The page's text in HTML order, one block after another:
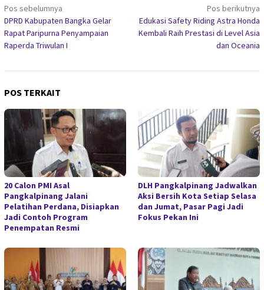
Navigasi
pos
Pos sebelumnya
DPRD Kabupaten Bangka Gelar
Rapat Paripurna Penyampaian
Raperda Triwulan I
Pos berikutnya
Edukasi Safety Riding Astra Honda
Kembali Raih Prestasi di Level Asia
dan Oceania
POS TERKAIT
20 Calon PMI Asal
Pangkalpinang Jalani
Pelatihan Perdana, Disiapkan
Jadi Contoh Program
Penempatan Resmi
DLH Pangkalpinang Jadwalkan
Aksi Bersih Kota Setiap Selasa
dan Jumat, Pasar Pagi Jadi
Fokus Pekan Ini